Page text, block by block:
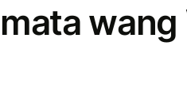
mata